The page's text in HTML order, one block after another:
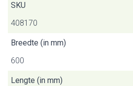
SKU
408170
Breedte (in mm)
600
Lengte (in mm)